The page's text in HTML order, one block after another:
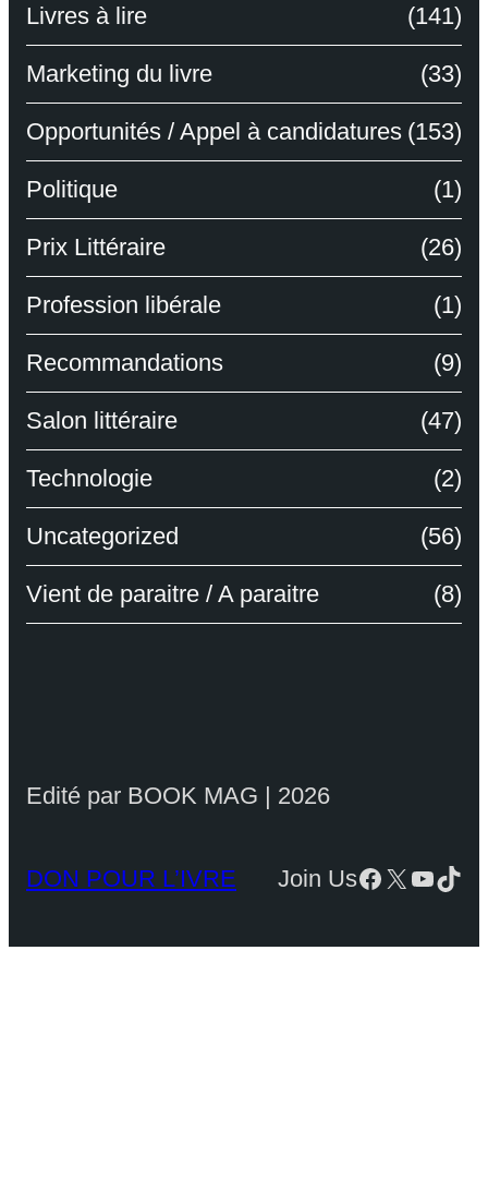
Livres à lire (141)
Marketing du livre (33)
Opportunités / Appel à candidatures (153)
Politique (1)
Prix Littéraire (26)
Profession libérale (1)
Recommandations (9)
Salon littéraire (47)
Technologie (2)
Uncategorized (56)
Vient de paraitre / A paraitre (8)
Edité par BOOK MAG | 2026
DON POUR L’IVRE Join UsFacebook
X